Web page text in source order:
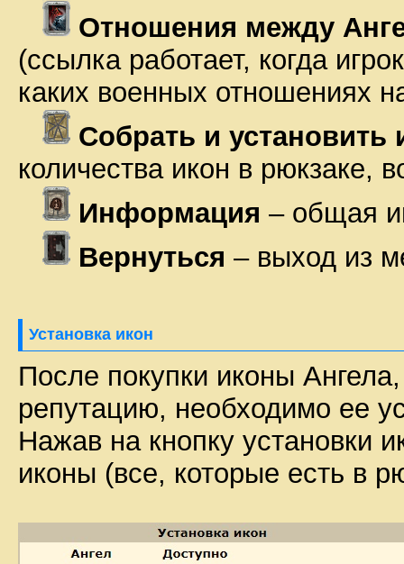
Отношения между
(ссылка работает, когда
каких военных отношениях
Собрать и установить
количества икон в рюкзаке,
Информация – общая
Вернуться – выход из
Установка икон
После покупки иконы
репутацию, необходимо ее
Нажав на кнопку установки
иконы (все, которые есть в